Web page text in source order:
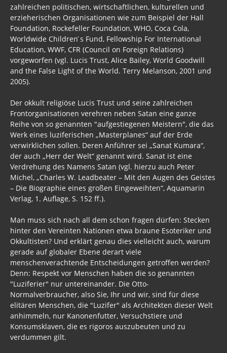
zahlreichen politischen, wirtschaftlichen, kulturellen und
erzieherischen Organisationen wie zum Beispiel der Hall
Foundation, Rockefeller Foundation, WHO, Coca Cola,
Worldwide Children ́s Fund, Fellowship For International
Education, WWF, CFR (Council on Foreign Relations)
vorgeworfen (vgl. Lucis Trust, Alice Bailey, World Goodwill
and the False Light of the World. Terry Melanson, 2001 und
2005).
Der okkult religiöse Lucis Trust und seine zahlreichen
Frontorganisationen verehren neben Satan eine ganze
Reihe von so genannten "aufgestiegenen Meistern", die das
Werk eines luziferischen „Masterplanes“ auf der Erde
verwirklichen sollen. Deren Anführer sei „Sanat Kumara“,
der auch „Herr der Welt“ genannt wird. Sanat ist eine
Verdrehung des Namens Satan (vgl. hierzu auch Peter
Michel, „Charles W. Leadbeater – Mit den Augen des Geistes
– Die Biographie eines großen Eingeweihten“, Aquamarin
Verlag, 1. Auflage, S. 152 ff.).
Man muss sich nach all dem schon fragen dürfen: Stecken
hinter den Vereinten Nationen etwa braune Esoteriker und
Okkultisten? Und erklärt genau dies vielleicht auch, warum
gerade auf globaler Ebene derart viele
menschenverachtende Entscheidungen getroffen werden?
Denn: Respekt vor Menschen haben die so genannten
"Luziferier" nur untereinander. Die Otto-
Normalverbraucher, also Sie, Ihr und wir, sind für diese
elitären Menschen, die "Luzifer" als Architekten dieser Welt
anhimmeln, nur Kanonenfutter, Versuchstiere und
Konsumsklaven, die es rigoros auszubeuten und zu
verdummen gilt.